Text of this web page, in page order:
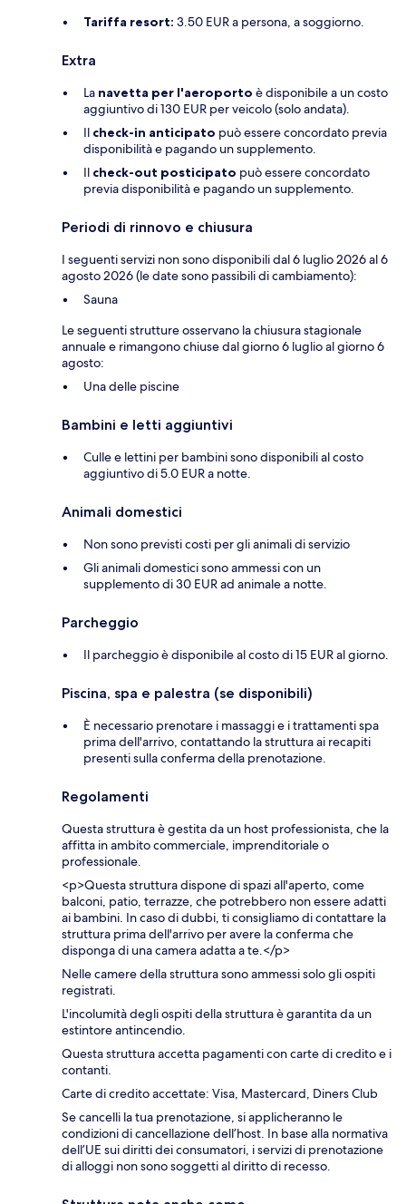
Tariffa resort: 3.50 EUR a persona, a soggiorno.
Extra
La navetta per l'aeroporto è disponibile a un costo
aggiuntivo di 130 EUR per veicolo (solo andata).
Il check-in anticipato può essere concordato previa
disponibilità e pagando un supplemento.
Il check-out posticipato può essere concordato
previa disponibilità e pagando un supplemento.
Periodi di rinnovo e chiusura
I seguenti servizi non sono disponibili dal 6 luglio 2026 al 6
agosto 2026 (le date sono passibili di cambiamento):
Sauna
Le seguenti strutture osservano la chiusura stagionale
annuale e rimangono chiuse dal giorno 6 luglio al giorno 6
agosto:
Una delle piscine
Bambini e letti aggiuntivi
Culle e lettini per bambini sono disponibili al costo
aggiuntivo di 5.0 EUR a notte.
Animali domestici
Non sono previsti costi per gli animali di servizio
Gli animali domestici sono ammessi con un
supplemento di 30 EUR ad animale a notte.
Parcheggio
Il parcheggio è disponibile al costo di 15 EUR al giorno.
Piscina, spa e palestra (se disponibili)
È necessario prenotare i massaggi e i trattamenti spa
prima dell'arrivo, contattando la struttura ai recapiti
presenti sulla conferma della prenotazione.
Regolamenti
Questa struttura è gestita da un host professionista, che la
affitta in ambito commerciale, imprenditoriale o
professionale.
<p>Questa struttura dispone di spazi all'aperto, come
balconi, patio, terrazze, che potrebbero non essere adatti
ai bambini. In caso di dubbi, ti consigliamo di contattare la
struttura prima dell'arrivo per avere la conferma che
disponga di una camera adatta a te.</p>
Nelle camere della struttura sono ammessi solo gli ospiti
registrati.
L'incolumità degli ospiti della struttura è garantita da un
estintore antincendio.
Questa struttura accetta pagamenti con carte di credito e i
contanti.
Carte di credito accettate: Visa, Mastercard, Diners Club
Se cancelli la tua prenotazione, si applicheranno le
condizioni di cancellazione dell’host. In base alla normativa
dell’UE sui diritti dei consumatori, i servizi di prenotazione
di alloggi non sono soggetti al diritto di recesso.